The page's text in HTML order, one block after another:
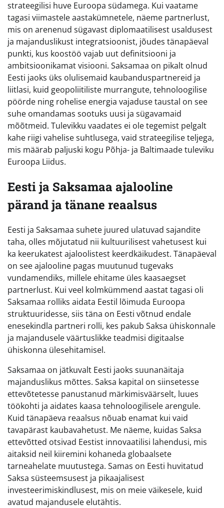
strateegilisi huve Euroopa südamega. Kui vaatame
tagasi viimastele aastakümnetele, näeme partnerlust,
mis on arenenud sügavast diplomaatilisest usaldusest
ja majanduslikust integratsioonist, jõudes tänapäeval
punkti, kus koostöö vajab uut definitsiooni ja
ambitsioonikamat visiooni. Saksamaa on pikalt olnud
Eesti jaoks üks olulisemaid kaubanduspartnereid ja
liitlasi, kuid geopoliitiliste murrangute, tehnoloogilise
pöörde ning rohelise energia vajaduse taustal on see
suhe omandamas sootuks uusi ja sügavamaid
mõõtmeid. Tulevikku vaadates ei ole tegemist pelgalt
kahe riigi vahelise suhtlusega, vaid strateegilise teljega,
mis määrab paljuski kogu Põhja- ja Baltimaade tuleviku
Euroopa Liidus.
Eesti ja Saksamaa ajalooline
pärand ja tänane reaalsus
Eesti ja Saksamaa suhete juured ulatuvad sajandite
taha, olles mõjutatud nii kultuurilisest vahetusest kui
ka keerukatest ajaloolistest keerdkäikudest. Tänapäeval
on see ajalooline pagas muutunud tugevaks
vundamendiks, millele ehitame üles kaasaegset
partnerlust. Kui veel kolmkümmend aastat tagasi oli
Saksamaa rolliks aidata Eestil lõimuda Euroopa
struktuuridesse, siis täna on Eesti võtnud endale
enesekindla partneri rolli, kes pakub Saksa ühiskonnale
ja majandusele väärtuslikke teadmisi digitaalse
ühiskonna ülesehitamisel.
Saksamaa on jätkuvalt Eesti jaoks suunanäitaja
majanduslikus mõttes. Saksa kapital on siinsetesse
ettevõtetesse panustanud märkimisväärselt, luues
töökohti ja aidates kaasa tehnoloogilisele arengule.
Kuid tänapäeva reaalsus nõuab enamat kui vaid
tavapärast kaubavahetust. Me näeme, kuidas Saksa
ettevõtted otsivad Eestist innovaatilisi lahendusi, mis
aitaksid neil kiiremini kohaneda globaalsete
tarneahelate muutustega. Samas on Eesti huvitatud
Saksa süsteemsusest ja pikaajalisest
investeerimiskindlusest, mis on meie väikesele, kuid
avatud majandusele elutähtis.